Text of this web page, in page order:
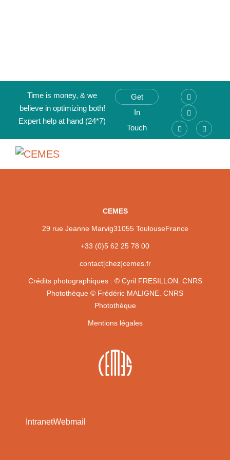
Time is money, & we
believe in optimizing both!
Expert help at hand (24*7)
Get
In
Touch
CEMES
29 rue Jeanne Marvig31055 ToulouseFrance
+33 (0)5 62 25 78 00
contact[chez]cemes.fr
Crédits photographiques : © Cyril FRESILLON. CNRS
Photothèque © Frédéric MALIGNE. CNRS
Photothèque
Mentions légales
IntranetWebmail